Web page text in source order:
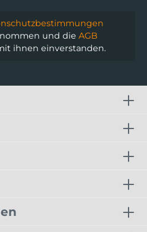
und die AGB
ihnen einverstanden.